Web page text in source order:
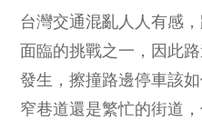
台灣交通混亂人人有感
面臨的挑戰之一，因此
發生，擦撞路邊停車該
窄巷道還是繁忙的街道